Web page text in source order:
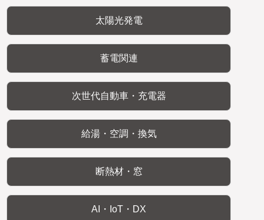
太陽光発電
蓄電関連
次世代自動車・充電器
給湯・空調・換気
断熱材・窓
AI・IoT・DX